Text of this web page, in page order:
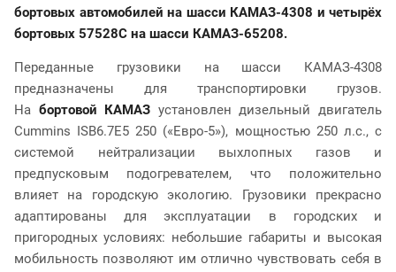
бортовых автомобилей на шасси КАМАЗ-4308 и четырёх
бортовых 57528С на шасси КАМАЗ-65208.
Переданные грузовики на шасси КАМАЗ-4308
предназначены для транспортировки грузов.
На бортовой КАМАЗ установлен дизельный двигатель
Cummins ISB6.7E5 250 («Евро-5»), мощностью 250 л.с., с
системой нейтрализации выхлопных газов и
предпусковым подогревателем, что положительно
влияет на городскую экологию. Грузовики прекрасно
адаптированы для эксплуатации в городских и
пригородных условиях: небольшие габариты и высокая
мобильность позволяют им отлично чувствовать себя в